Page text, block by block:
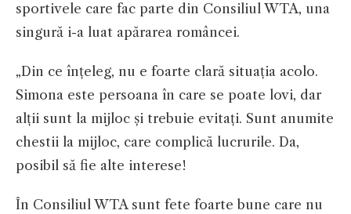
sportivele care fac parte din Consiliul WTA, una
singură i-a luat apărarea româncei.
„Din ce înțeleg, nu e foarte clară situația acolo.
Simona este persoana în care se poate lovi, dar
alții sunt la mijloc și trebuie evitați. Sunt anumite
chestii la mijloc, care complică lucrurile. Da,
posibil să fie alte interese!
În Consiliul WTA sunt fete foarte bune care nu